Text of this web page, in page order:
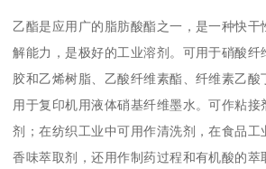
乙酯是应用广的脂肪酸酯之一，是一种快干
解能力，是极好的工业溶剂。可用于硝酸纤
胶和乙烯树脂、乙酸纤维素酯、纤维素乙
用于复印机用液体硝基纤维墨水。可作粘
剂；在纺织工业中可用作清洗剂，在食品工
香味萃取剂，还用作制药过程和有机酸的萃